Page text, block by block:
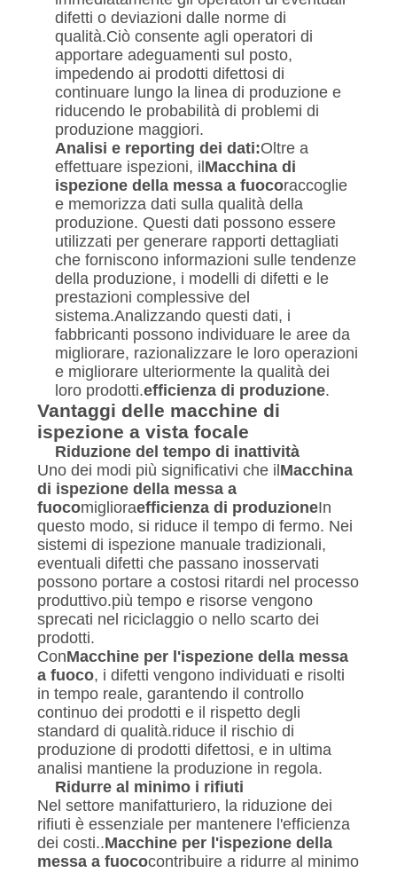
difetti o deviazioni dalle norme di
qualità.Ciò consente agli operatori di
apportare adeguamenti sul posto,
impedendo ai prodotti difettosi di
continuare lungo la linea di produzione e
riducendo le probabilità di problemi di
produzione maggiori.
Analisi e reporting dei dati:Oltre a
effettuare ispezioni, il Macchina di
ispezione della messa a fuocoraccoglie
e memorizza dati sulla qualità della
produzione. Questi dati possono essere
utilizzati per generare rapporti dettagliati
che forniscono informazioni sulle tendenze
della produzione, i modelli di difetti e le
prestazioni complessive del
sistema.Analizzando questi dati, i
fabbricanti possono individuare le aree da
migliorare, razionalizzare le loro operazioni
e migliorare ulteriormente la qualità dei
loro prodotti.efficienza di produzione.
Vantaggi delle macchine di
ispezione a vista focale
Riduzione del tempo di inattività
Uno dei modi più significativi che il Macchina
di ispezione della messa a
fuocomiglioraefficienza di produzioneIn
questo modo, si riduce il tempo di fermo. Nei
sistemi di ispezione manuale tradizionali,
eventuali difetti che passano inosservati
possono portare a costosi ritardi nel processo
produttivo.più tempo e risorse vengono
sprecati nel riciclaggio o nello scarto dei
prodotti.
ConMacchine per l'ispezione della messa
a fuoco, i difetti vengono individuati e risolti
in tempo reale, garantendo il controllo
continuo dei prodotti e il rispetto degli
standard di qualità.riduce il rischio di
produzione di prodotti difettosi, e in ultima
analisi mantiene la produzione in regola.
Ridurre al minimo i rifiuti
Nel settore manifatturiero, la riduzione dei
rifiuti è essenziale per mantenere l'efficienza
dei costi..Macchine per l'ispezione della
messa a fuococontribuire a ridurre al minimo